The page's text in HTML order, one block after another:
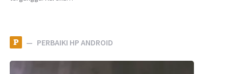
P PERBAIKI HP ANDROID